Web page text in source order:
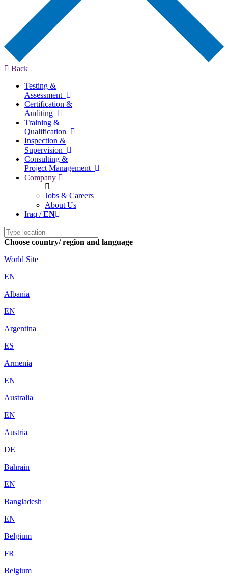
Back
Testing &
Assessment
Certification &
Auditing
Training &
Qualification
Inspection &
Supervision
Consulting &
Project Management
Company
Jobs & Careers
About Us
Iraq /EN
Choose country/ region and language
World Site
EN
Albania
EN
Argentina
ES
Armenia
EN
Australia
EN
Austria
DE
Bahrain
EN
Bangladesh
EN
Belgium
FR
Belgium